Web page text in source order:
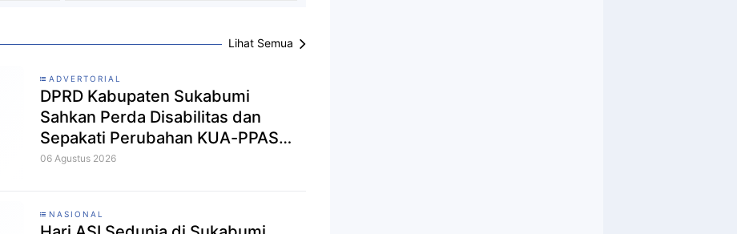
Lihat Semua
ADVERTORIAL
DPRD Kabupaten Sukabumi
Sahkan Perda Disabilitas dan
Sepakati Perubahan KUA-PPAS
2026
06 Agustus 2026
NASIONAL